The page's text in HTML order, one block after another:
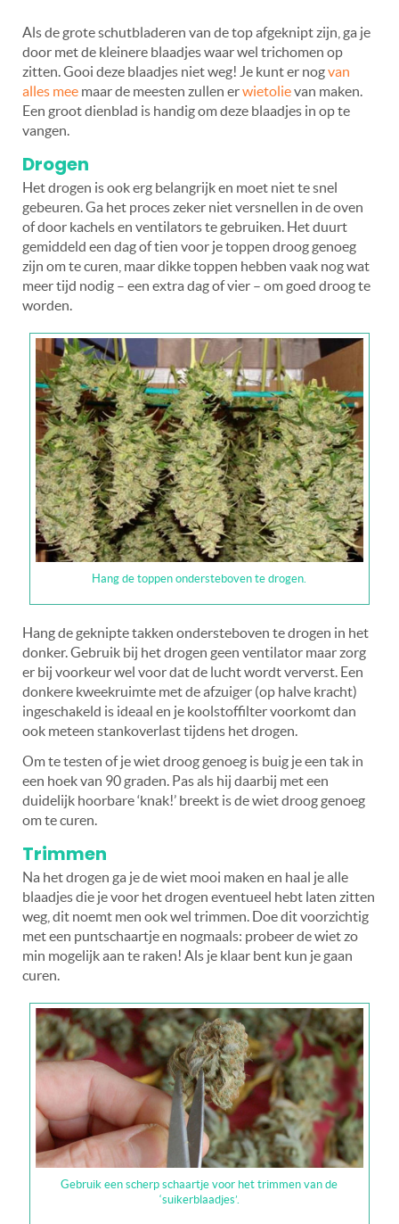
Als de grote schutbladeren van de top afgeknipt zijn, ga je
door met de kleinere blaadjes waar wel trichomen op
zitten. Gooi deze blaadjes niet weg! Je kunt er nogvan
alles mee maar de meesten zullen erwietolievan maken.
Een groot dienblad is handig om deze blaadjes in op te
vangen.
Drogen
Het drogen is ook erg belangrijk en moet niet te snel
gebeuren. Ga het proces zeker niet versnellen in de oven
of door kachels en ventilators te gebruiken. Het duurt
gemiddeld een dag of tien voor je toppen droog genoeg
zijn om te curen, maar dikke toppen hebben vaak nog wat
meer tijd nodig – een extra dag of vier – om goed droog te
worden.
Hang de toppen ondersteboven te drogen.
Hang de geknipte takken ondersteboven te drogen in het
donker. Gebruik bij het drogen geen ventilator maar zorg
er bij voorkeur wel voor dat de lucht wordt ververst. Een
donkere kweekruimte met de afzuiger (op halve kracht)
ingeschakeld is ideaal en je koolstoffilter voorkomt dan
ook meteen stankoverlast tijdens het drogen.
Om te testen of je wiet droog genoeg is buig je een tak in
een hoek van 90 graden. Pas als hij daarbij met een
duidelijk hoorbare ‘knak!’ breekt is de wiet droog genoeg
om te curen.
Trimmen
Na het drogen ga je de wiet mooi maken en haal je alle
blaadjes die je voor het drogen eventueel hebt laten zitten
weg, dit noemt men ook wel trimmen. Doe dit voorzichtig
met een puntschaartje en nogmaals: probeer de wiet zo
min mogelijk aan te raken! Als je klaar bent kun je gaan
curen.
Gebruik een scherp schaartje voor het trimmen van de
‘suikerblaadjes’.